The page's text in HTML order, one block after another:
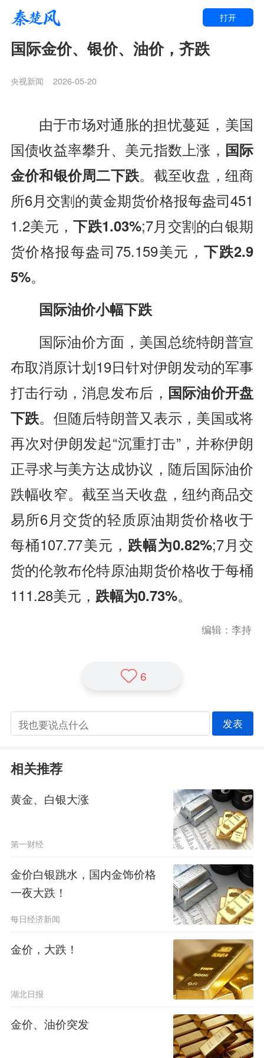
打开
国际金价、银价、油价，齐跌
央视新闻 2026-05-20
由于市场对通胀的担忧蔓延，美国
国债收益率攀升、美元指数上涨， 国际
金价和银价周二下跌。截至收盘，纽商
所6月交割的黄金期货价格报每盎司451
1.2美元，下跌1.03%;7月交割的白银期
货价格报每盎司75.159美元，下跌2.9
5%。
国际油价小幅下跌
国际油价方面，美国总统特朗普宣
布取消原计划19日针对伊朗发动的军事
打击行动，消息发布后， 国际油价开盘
下跌。但随后特朗普又表示，美国或将
再次对伊朗发起“沉重打击”，并称伊朗
正寻求与美方达成协议，随后国际油价
跌幅收窄。截至当天收盘，纽约商品交
易所6月交货的轻质原油期货价格收于
每桶107.77美元， 跌幅为0.82%;7月交
货的伦敦布伦特原油期货价格收于每桶
111.28美元， 跌幅为0.73%。
编辑：李持
6
发表
相关推荐
黄金、白银大涨
第一财经
金价白银跳水，国内金饰价格
一夜大跌！
每日经济新闻
金价，大跌！
湖北日报
金价、油价突发